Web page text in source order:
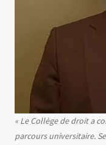
Texte
« Le Collège de droit a
parcours universitaire.